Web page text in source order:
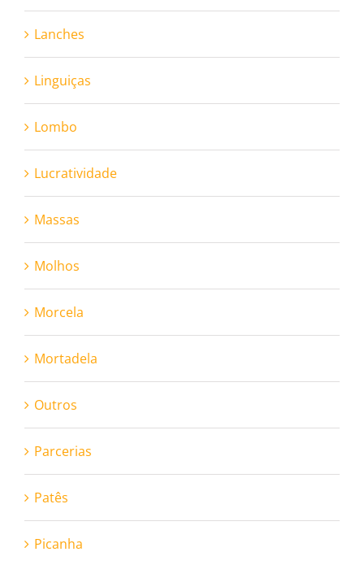
Lanches
Linguiças
Lombo
Lucratividade
Massas
Molhos
Morcela
Mortadela
Outros
Parcerias
Patês
Picanha